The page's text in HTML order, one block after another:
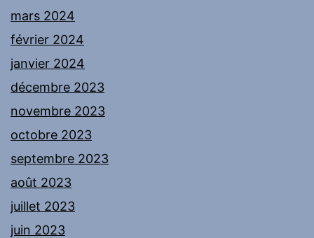
mars 2024
février 2024
janvier 2024
décembre 2023
novembre 2023
octobre 2023
septembre 2023
août 2023
juillet 2023
juin 2023